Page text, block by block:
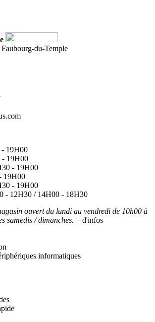
du-Temple
19H00
- 19H00
- 19H00
19H00
- 19H00
- 12H30 / 14H00 - 18H30
ouvert du lundi au vendredi de 10h00 à
samedis / dimanches. + d'infos